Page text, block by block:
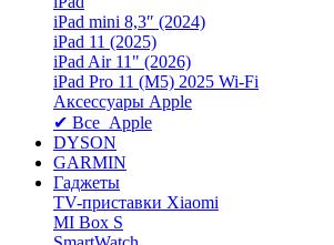
iPad mini 8,3″ (2024)
iPad 11 (2025)
iPad Air 11" (2026)
iPad Pro 11 (M5) 2025 Wi-Fi
Аксессуары Apple
✔ Все Apple
DYSON
GARMIN
Гаджеты
TV-приставки Xiaomi
MI Box S